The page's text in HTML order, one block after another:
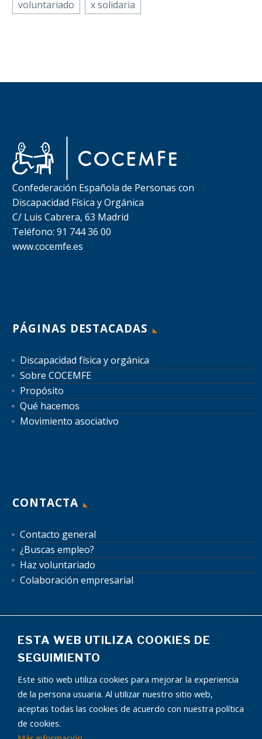
voluntariado
x solidaria
Confederación Española de Personas con
Discapacidad Física y Orgánica
C/ Luis Cabrera, 63 Madrid
Teléfono: 91 744 36 00
www.cocemfe.es
PÁGINAS DESTACADAS
Discapacidad física y orgánica
Sobre COCEMFE
Propósito
Qué hacemos
Movimiento asociativo
CONTACTA
Contacto general
¿Buscas empleo?
Haz voluntariado
Colaboración empresarial
Mapa del sitio Aviso Legal
Política de Privacidad
Política de Cookies
Autorización uso de datos
Condiciones publicidad
ESTA WEB UTILIZA COOKIES DE
SEGUIMIENTO
Este sitio web utiliza cookies para mejorar la experiencia
de la persona usuaria. Al utilizar nuestro sitio web,
aceptas todas las cookies de acuerdo con nuestra política
de cookies.